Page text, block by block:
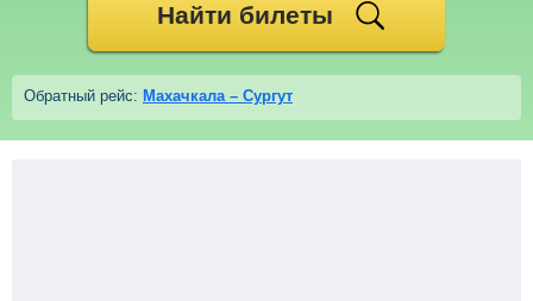
Найти билеты
Обратный рейс: Махачкала – Сургут